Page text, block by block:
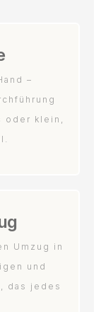
–
oder klein,
Umzug in
und
das jedes